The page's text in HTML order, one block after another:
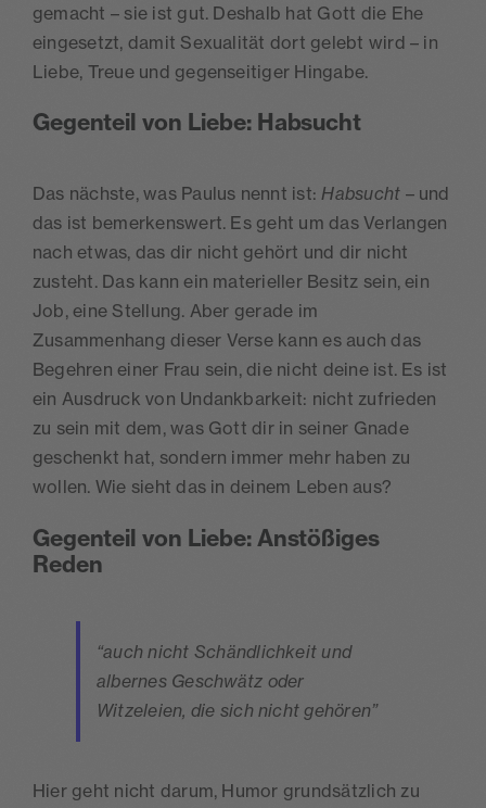
gemacht – sie ist gut. Deshalb hat Gott die Ehe
eingesetzt, damit Sexualität dort gelebt wird – in
Liebe, Treue und gegenseitiger Hingabe.
Gegenteil von Liebe: Habsucht
Das nächste, was Paulus nennt ist:Habsucht – und
das ist bemerkenswert. Es geht um das Verlangen
nach etwas, das dir nicht gehört und dir nicht
zusteht. Das kann ein materieller Besitz sein, ein
Job, eine Stellung. Aber gerade im
Zusammenhang dieser Verse kann es auch das
Begehren einer Frau sein, die nicht deine ist. Es ist
ein Ausdruck von Undankbarkeit: nicht zufrieden
zu sein mit dem, was Gott dir in seiner Gnade
geschenkt hat, sondern immer mehr haben zu
wollen. Wie sieht das in deinem Leben aus?
Gegenteil von Liebe: Anstößiges
Reden
“auch nicht Schändlichkeit und
albernes Geschwätz oder
Witzeleien, die sich nicht gehören”
Hier geht nicht darum, Humor grundsätzlich zu